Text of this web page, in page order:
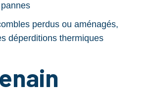
perdus ou aménagés,
déperditions thermiques